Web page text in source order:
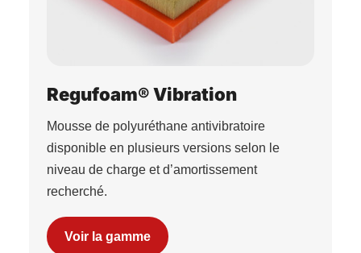
Regufoam® Vibration
Mousse de polyuréthane antivibratoire
disponible en plusieurs versions selon le
niveau de charge et d’amortissement
recherché.
Voir la gamme